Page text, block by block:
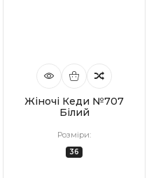
Жіночі Кеди №707
Білий
Розміри:
36